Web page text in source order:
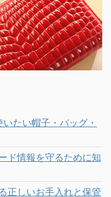
たい帽子・バッグ・
ド情報を守るために知
正しいお手入れと保管